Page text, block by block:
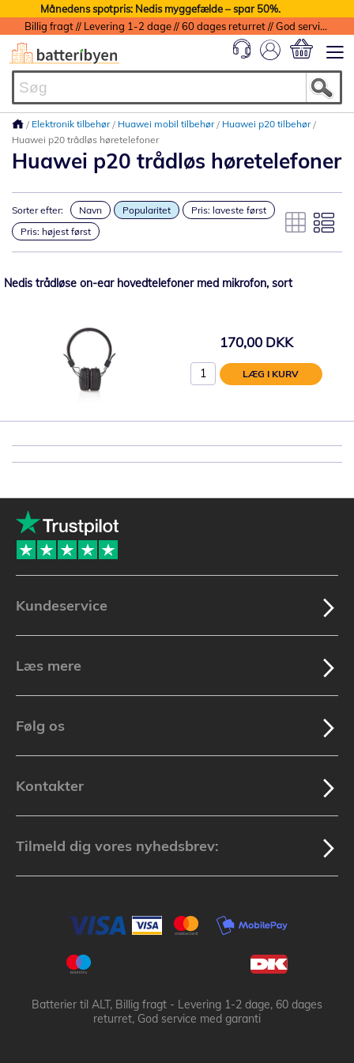
Månedens spotpris: Nedis myggefælde – spar 50%.
Billig fragt // Levering 1-2 dage // 60 dages returret // God service med garanti
Elektronik tilbehør Huawei mobil tilbehør
Huawei p20 tilbehør
Huawei p20 trådløs høretelefoner
Huawei p20 trådløs høretelefoner
Sorter efter: Navn Popularitet
Pris: laveste først
Pris: højest først
Nedis trådløse on-ear hovedtelefoner med mikrofon, sort
170,00 DKK
LÆG I KURV
Kundeservice
Læs mere
Følg os
Kontakter
Tilmeld dig vores nyhedsbrev:
Batterier til ALT, Billig fragt - Levering 1-2 dage, 60 dages
returret, God service med garanti